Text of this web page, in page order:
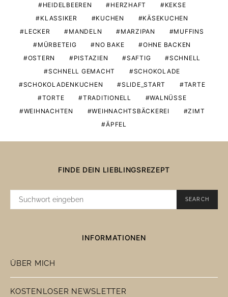
HEIDELBEEREN
HERZHAFT
KEKSE
KLASSIKER
KUCHEN
KÄSEKUCHEN
LECKER
MANDELN MARZIPAN
MUFFINS
MÜRBETEIG
NO BAKE
OHNE BACKEN
OSTERN
PISTAZIEN SAFTIG
SCHNELL
SCHNELL GEMACHT
SCHOKOLADE
SCHOKOLADENKUCHEN
SLIDE_START
TARTE
TORTE
TRADITIONELL
WALNÜSSE
WEIHNACHTEN
WEIHNACHTSBÄCKEREI
ZIMT
ÄPFEL
FINDE DEIN LIEBLINGSREZEPT
SUCHE
SEARCH
INFORMATIONEN
ÜBER MICH
KOSTENLOSER NEWSLETTER